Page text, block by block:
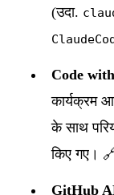
(उदा.
Code
कार्यक्रम
के साथ
किए गए।
GitHub